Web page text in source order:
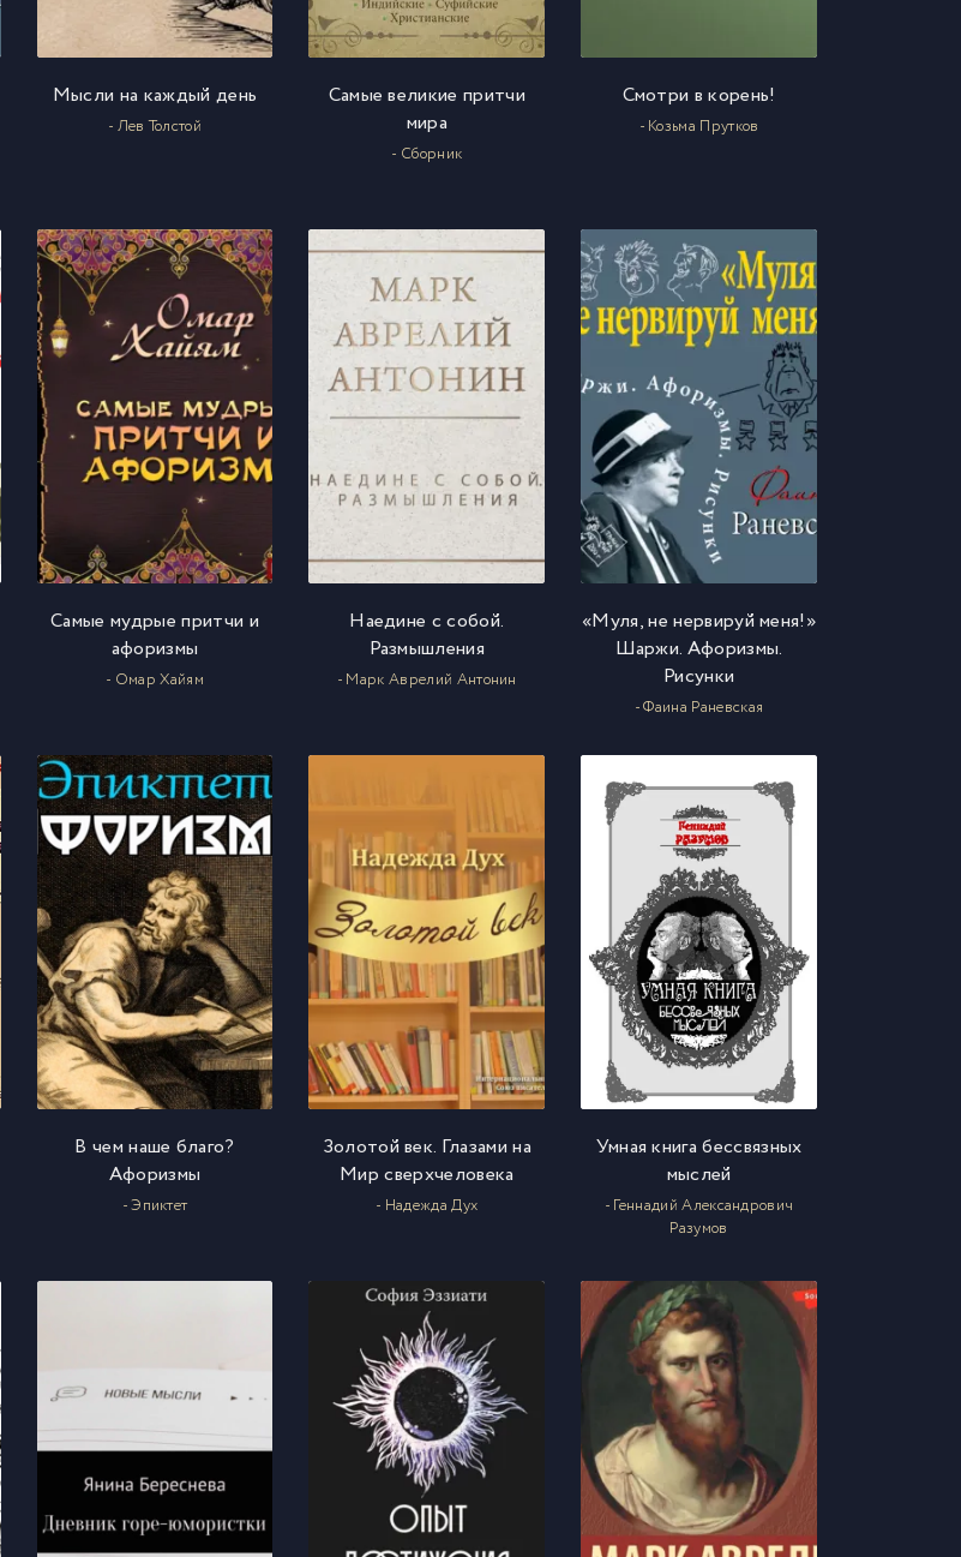
Мысли на каждый день
- Лев Толстой
Самые великие притчи
мира
- Сборник
Смотри в корень!
- Козьма Прутков
Самые мудрые притчи и
афоризмы
- Омар Хайям
Наедине с собой.
Размышления
- Марк Аврелий Антонин
«Муля, не нервируй меня!»
Шаржи. Афоризмы.
Рисунки
- Фаина Раневская
В чем наше благо?
Афоризмы
- Эпиктет
Золотой век. Глазами на
Мир сверхчеловека
- Надежда Дух
Умная книга бессвязных
мыслей
- Геннадий Александрович
Разумов